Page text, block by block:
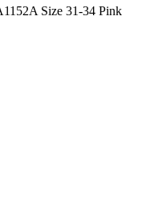
Size 31-34 Pink